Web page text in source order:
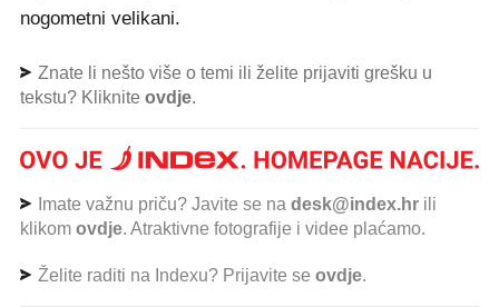
nogometni velikani.
Znate li nešto više o temi ili želite prijaviti grešku u
tekstu? Kliknite ovdje.
Imate važnu priču? Javite se na desk@index.hr ili
klikom ovdje. Atraktivne fotografije i videe plaćamo.
Želite raditi na Indexu? Prijavite se ovdje.